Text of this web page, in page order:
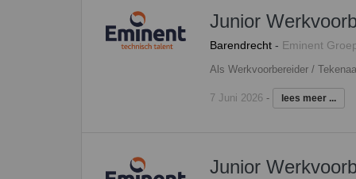
Junior
Barendrecht- Eminent
7 Juni 2026- lees meer ...
Junior